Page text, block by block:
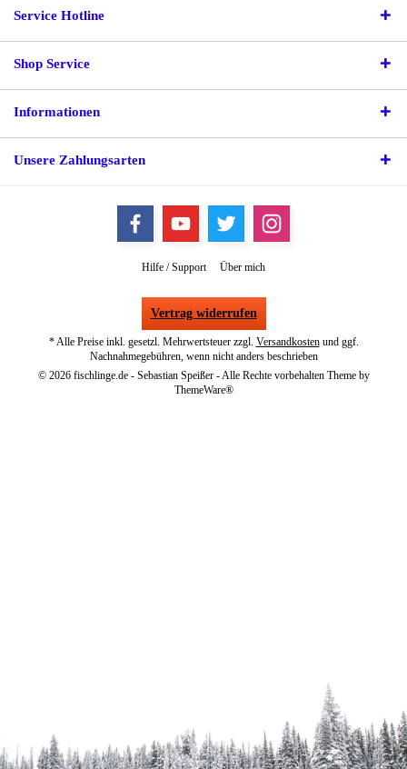
Service Hotline
Shop Service
Informationen
Unsere Zahlungsarten
Hilfe / Support Über mich
Vertrag widerrufen
* Alle Preise inkl. gesetzl. Mehrwertsteuer zzgl. Versandkostenund ggf.
Nachnahmegebühren, wenn nicht anders beschrieben
© 2026 fischlinge.de - Sebastian Speißer - Alle Rechte vorbehalten Theme by
ThemeWare®